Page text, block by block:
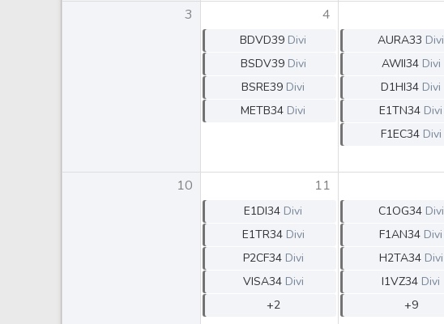
3 4
BDVD39 Divi
BSDV39 Divi
BSRE39 Divi
METB34 Divi
AURA33 Divi
AWII34 Divi
D1HI34 Divi
E1TN34 Divi
F1EC34 Divi
10 11
E1DI34 Divi
E1TR34 Divi
P2CF34 Divi
VISA34 Divi
+2
C1OG34 Divi
F1AN34 Divi
H2TA34 Divi
I1VZ34 Divi
+9